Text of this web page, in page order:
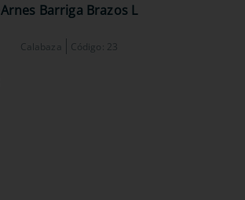
Arnes Barriga Brazos L
Calabaza Código: 23